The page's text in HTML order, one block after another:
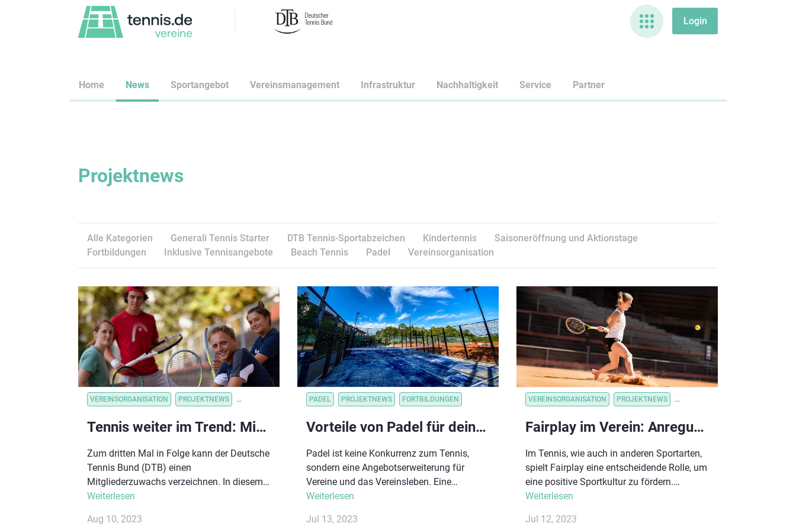
Home News Sportangebot Vereinsmanagement Infrastruktur Nachhaltigkeit Service Partner
Projektnews
Alle Kategorien Generali Tennis Starter DTB Tennis-Sportabzeichen Kindertennis
Saisoneröffnung und Aktionstage
Fortbildungen
Inklusive Tennisangebote Beach Tennis Padel Vereinsorganisation
VEREINSORGANISATION PROJEKTNEWS VEREINSVERWALTUNG VEREINSORGANISATION
Tennis weiter im Trend: Mitgliederzahlen wachsen drittes Jahr in Folge
Zum dritten Mal in Folge kann der Deutsche
Tennis Bund (DTB) einen
Mitgliederzuwachs verzeichnen. In diesem
Jahr stiegen die Mitgliederzahlen von 1,44
rund 30.500 Vereinsspieler:innen entspricht.
Weiterlesen
Aug 10, 2023
PADEL PROJEKTNEWS FORTBILDUNGEN
Vorteile von Padel für deinen Verein!
Padel ist keine Konkurrenz zum Tennis,
sondern eine Angebotserweiterung für
Vereine und das Vereinsleben. Eine
Abwanderung von Tennisspieler:innen
die Zahlen bei erfolgreichen Tennisvereine
Weiterlesen
Jul 13, 2023
VEREINSORGANISATION PROJEKTNEWS VEREINSVERWALTUNG
Fairplay im Verein: Anregungen für eine respektvolle Vereins- und Spielkultur
Im Tennis, wie auch in anderen Sportarten,
spielt Fairplay eine entscheidende Rolle, um
eine positive Sportkultur zu fördern.
Profispieler:innen wie Roger Federer und
WTA Sportsmanship Award gewonnen
Weiterlesen
Jul 12, 2023